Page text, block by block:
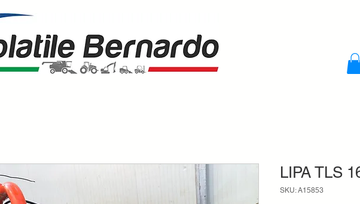
LIPA TLS
SKU: A15853